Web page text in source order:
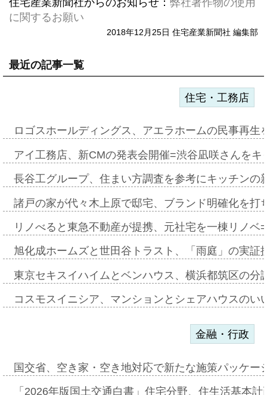
住宅産業新聞社からのお知らせ： 弊社著作物の使用
に関するお願い
2018年12月25日 住宅産業新聞社 編集部
最近の記事一覧
住宅・工務店
ロゴスホールディングス、アエラホームの民事再
アイ工務店、新CMの発表会開催=渋谷凪咲さんを
長谷工グループ、住まい方調査を参考にキッチン
諸戸の家が代々木上原で邸宅、ブランド明確化を
リノべると東急不動産が提携、元社宅を一棟リノ
旭化成ホームズと世田谷トラスト、「雨庭」の実
東京セキスイハイムとベンハウス、横浜都筑区の
コスモスイニシア、マンションとシェアハウスの
金融・行政
国交省、空き家・空き地対応で新たな施策パッケ
「2026年版国土交通白書」住宅分野、住生活基本